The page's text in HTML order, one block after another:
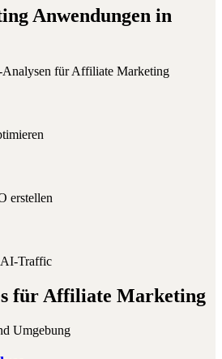
Anwendungen in
fürAffiliate Marketing
erstellen
AI-Traffic
fürAffiliate Marketing
Umgebung